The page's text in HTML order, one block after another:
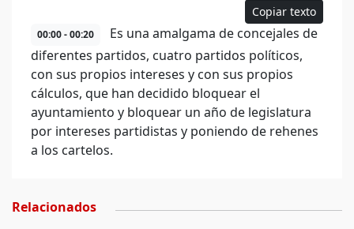
Copiar texto
00:00 - 00:20
Es una amalgama de concejales de
diferentes partidos, cuatro partidos políticos,
con sus propios intereses y con sus propios
cálculos, que han decidido bloquear el
ayuntamiento y bloquear un año de legislatura
por intereses partidistas y poniendo de rehenes
a los cartelos.
Relacionados